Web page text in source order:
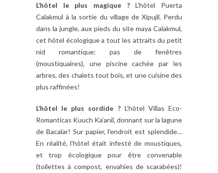
L’hôtel le plus magique ?L’hôtel Puerta
Calakmul à la sortie du village de Xipujil. Perdu
dans la jungle, aux pieds du site maya Calakmul,
cet hôtel écologique a tout les attraits du petit
nid romantique: pas de fenêtres
(moustiquaires), une piscine cachée par les
arbres, des chalets tout bois, et une cuisine des
plus raffinées!
L’hôtel le plus sordide ?L’hôtel Villas Eco-
Romanticas Kuuch Ka’anil, donnant sur la lagune
de Bacalar! Sur papier, l’endroit est splendide…
En réalité, l’hôtel était infesté de moustiques,
et trop écologique pour être convenable
(toilettes à compost, envahies de scarabées)!